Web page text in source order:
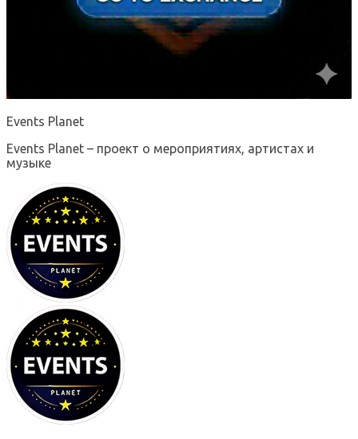
Events Planet
Events Planet – проект о мероприятиях, артистах и
музыке